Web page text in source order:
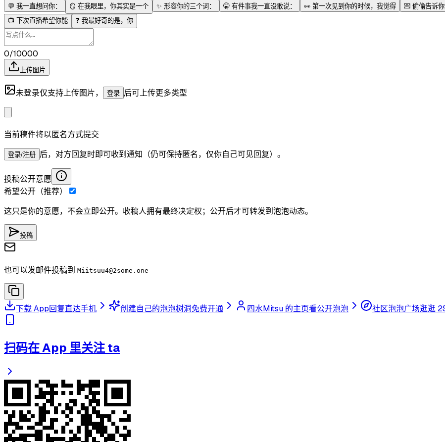
💬 我一直想问你： 🪞 在我眼里，你其实是一个 ✨ 形容你的三个词： 🤫 有件事我一直没敢说： 👀 第一次见到你的时候，我觉得 💌 偷偷告诉你
📺 下次直播希望你能 ❓ 我最好奇的是，你
0/10000
上传图片
未登录仅支持上传图片， 登录 后可上传更多类型
当前稿件将以匿名方式提交
登录/注册 后，对方回复时即可收到通知（仍可保持匿名，仅你自己可见回复）。
投稿公开意愿
希望公开（推荐）
这只是你的意愿，不会立即公开。收稿人拥有最终决定权；公开后才可转发到泡泡动态。
投稿
也可以发邮件投稿到 Miitsuu4@2some.one
下载 App回复直达手机 创建自己的泡泡树洞免费开通 四水Mitsu 的主页看公开泡泡 社区泡泡广场逛逛
扫码在 App 里关注 ta